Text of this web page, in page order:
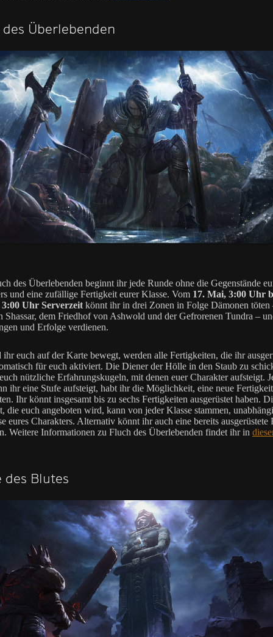
Überlebenden
des Überlebenden beginnt ihr jede Runde ohne die Gegenstände
und eine zufällige Fertigkeit eurer Klasse. Vom 17. Mai, 3:00 Uhr
Uhr Serverzeitkönnt ihr in drei Zonen in Folge Dämonen töten
Shassar, dem Friedhof von Ashwold und der Gefrorenen Tundra –
und Erfolge verdienen.
ihr euch auf der Karte bewegt, werden alle Fertigkeiten, die ihr
für euch aktiviert. Die Diener der Hölle in den Staub zu
nützliche Erfahrungskugeln, mit denen euer Charakter aufsteigt.
ihr eine Stufe aufsteigt, habt ihr die Möglichkeit, eine neue Fertigkeit
Ihr könnt insgesamt bis zu sechs Fertigkeiten ausgerüstet haben.
die euch angeboten wird, kann von jeder Klasse stammen,
eures Charakters. Alternativ könnt ihr auch eine bereits ausgerüstete
Weitere Informationen zu Fluch des Überlebenden findet ihr in
des Blutes